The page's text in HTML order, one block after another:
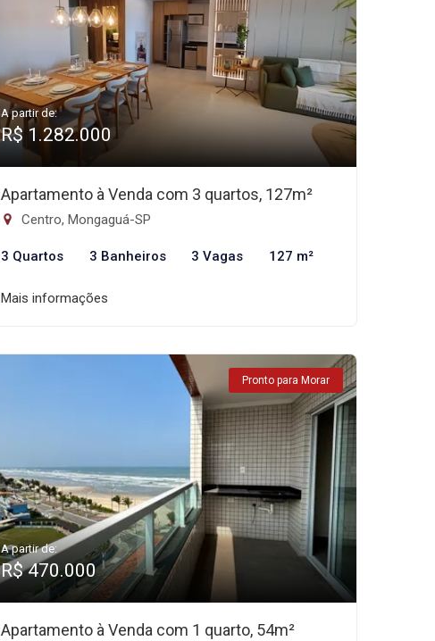
A partir de:
R$ 1.282.000
Apartamento à Venda com 3 quartos, 127m²
Centro, Mongaguá-SP
3 Quartos 3 Banheiros 3 Vagas 127 m²
Mais informações
Pronto para Morar
A partir de:
R$ 470.000
Apartamento à Venda com 1 quarto, 54m²